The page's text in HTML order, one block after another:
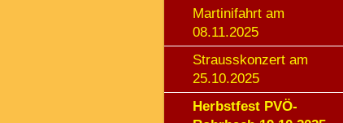
Martinifahrt am
08.11.2025
Strausskonzert am
25.10.2025
Herbstfest PVÖ-